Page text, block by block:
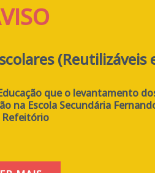
(Reutilizáveis
que o levantamento
na Escola Secundária
Refeitório